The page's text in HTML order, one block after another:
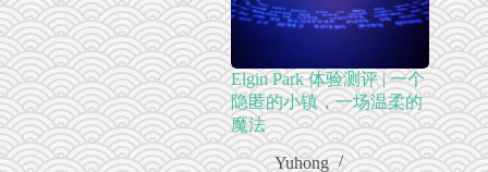
Elgin Park 体验测评 | 一个
隐匿的小镇，一场温柔的
魔法
Yuhong